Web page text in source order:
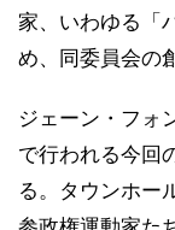
家、いわゆる「
め、同委員会の
ジェーン・フォ
で行われる今回
る。タウンホー